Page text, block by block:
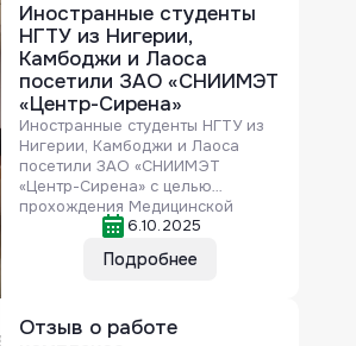
Иностранные студенты
НГТУ из Нигерии,
Камбоджи и Лаоса
посетили ЗАО «СНИИМЭТ
«Центр-Сирена»
Иностранные студенты НГТУ из
Нигерии, Камбоджи и Лаоса
посетили ЗАО «СНИИМЭТ
«Центр-Сирена» с целью
прохождения Медицинской
комиссии для иностранных
«ВИЧ-сертификата»). Услуга с 1
учреждениями.
Подробнее
6.10.2025
Отзыв о работе